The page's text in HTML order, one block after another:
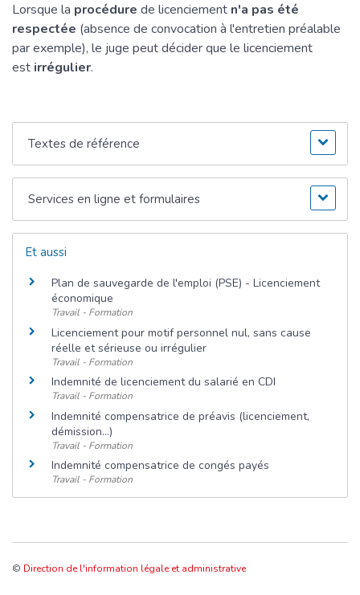
Lorsque la procédure de licenciement n'a pas été
respectée (absence de convocation à l'entretien préalable
par exemple), le juge peut décider que le licenciement
est irrégulier.
Textes de référence
Services en ligne et formulaires
Et aussi
Plan de sauvegarde de l'emploi (PSE) - Licenciement
économique
Travail - Formation
Licenciement pour motif personnel nul, sans cause
réelle et sérieuse ou irrégulier
Travail - Formation
Indemnité de licenciement du salarié en CDI
Travail - Formation
Indemnité compensatrice de préavis (licenciement,
démission...)
Travail - Formation
Indemnité compensatrice de congés payés
Travail - Formation
© Direction de l'information légale et administrative